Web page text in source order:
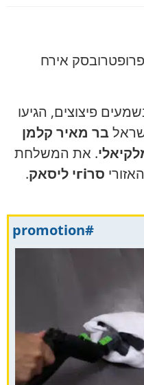
מחוז דניפרופטרובסק אירח
פיצוצים, הגיעו
בר מאיר קלמן
. את המשלחת
סרгіי ליסאק
.
#promotion